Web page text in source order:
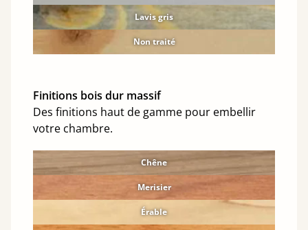
Lavis gris
Non traité
Finitions bois dur massif
Des finitions haut de gamme pour embellir
votre chambre.
Chêne
Merisier
Érable